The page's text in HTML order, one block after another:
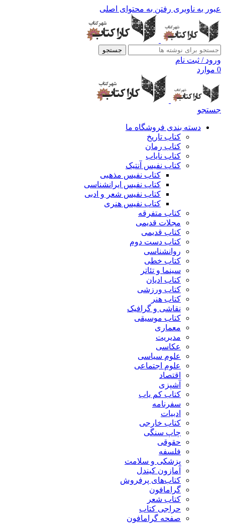
عبور به ناوبری رفتن به محتوای اصلی
جستجو
ورود / ثبت نام
0 موارد
جستجو
دسته بندی فروشگاه ما
کتاب تاریخ
کتاب رمان
کتاب نایاب
کتاب نفیس آنتیک
کتاب نفیس مذهبی
کتاب نفیس ایرانشناسی
کتاب نفیس شعر و ادبی
کتاب نفیس هنری
کتاب متفرقه
مجلات قدیمی
کتاب قدیمی
کتاب دست دوم
روانشناسی
کتاب خطی
سینما و تئاتر
کتاب ادیان
کتاب ورزشی
کتاب هنر
نقاشی و گرافیک
کتاب موسیقی
معماری
مدیریت
عکاسی
علوم سیاسی
علوم اجتماعی
اقتصاد
آشپزی
کتاب کم یاب
سفرنامه
ادبیات
کتاب خارجی
چاپ سنگی
حقوقی
فلسفه
پزشکی و سلامت
آمازون کیندل
کتاب‌های پرفروش
گرامافون
کتاب شعر
حراجی کتاب
صفحه گرامافون